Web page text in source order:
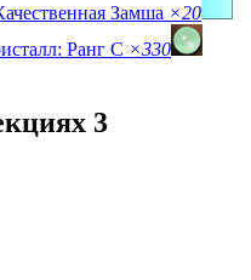
Замша ×20
Ранг C ×330
3